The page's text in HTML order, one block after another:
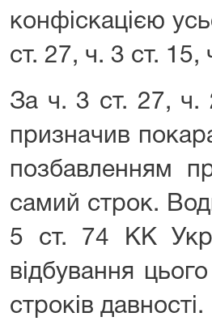
конфіскацією
ст. 27, ч. 3 ст. 15,
За ч. 3 ст. 27, ч.
призначив
позбавленням
самий строк.
5 ст. 74 КК
відбування
строків давності.